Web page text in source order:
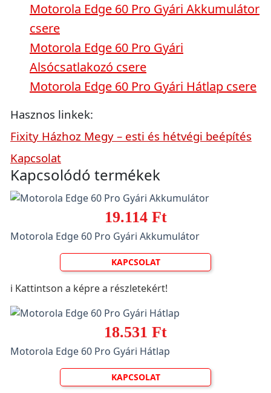
Motorola Edge 60 Pro Gyári Akkumulátor
csere
Motorola Edge 60 Pro Gyári
Alsócsatlakozó csere
Motorola Edge 60 Pro Gyári Hátlap csere
Hasznos linkek:
Fixity Házhoz Megy – esti és hétvégi beépítés
Kapcsolat
Kapcsolódó termékek
19.114 Ft
Motorola Edge 60 Pro Gyári Akkumulátor
KAPCSOLAT
ℹ️ Kattintson a képre a részletekért!
18.531 Ft
Motorola Edge 60 Pro Gyári Hátlap
KAPCSOLAT